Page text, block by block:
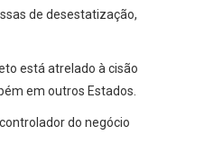
de desestatização,
está atrelado à cisão
em outros Estados.
do negócio